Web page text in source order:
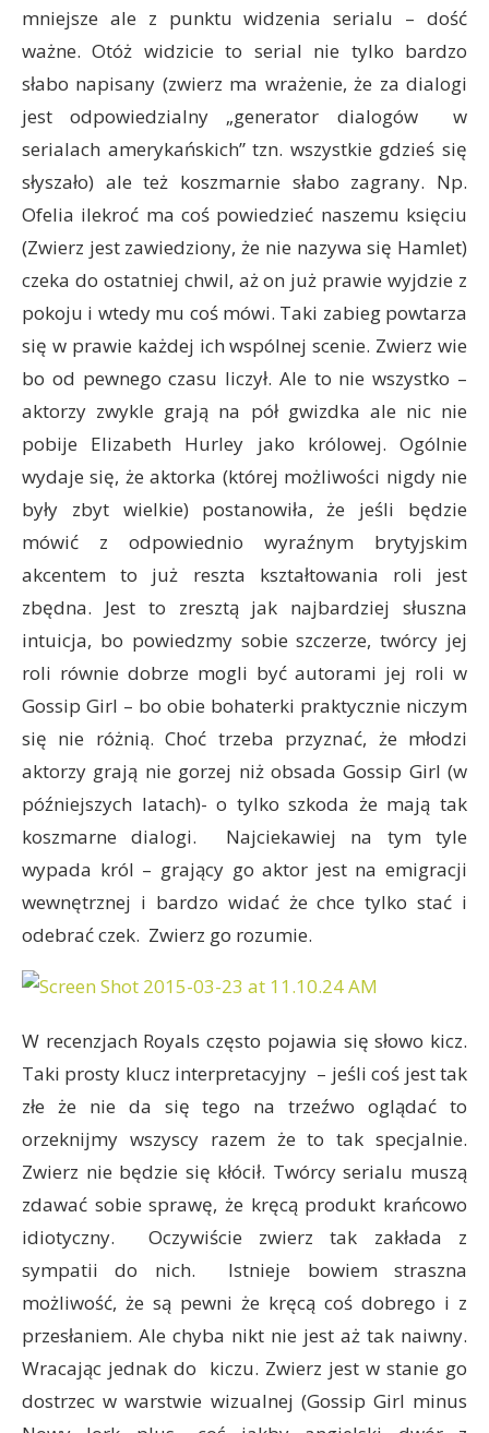
mniejsze ale z punktu widzenia serialu – dość
ważne. Otóż widzicie to serial nie tylko bardzo
słabo napisany (zwierz ma wrażenie, że za dialogi
jest odpowiedzialny „generator dialogów w
serialach amerykańskich” tzn. wszystkie gdzieś się
słyszało) ale też koszmarnie słabo zagrany. Np.
Ofelia ilekroć ma coś powiedzieć naszemu księciu
(Zwierz jest zawiedziony, że nie nazywa się Hamlet)
czeka do ostatniej chwil, aż on już prawie wyjdzie z
pokoju i wtedy mu coś mówi. Taki zabieg powtarza
się w prawie każdej ich wspólnej scenie. Zwierz wie
bo od pewnego czasu liczył. Ale to nie wszystko –
aktorzy zwykle grają na pół gwizdka ale nic nie
pobije Elizabeth Hurley jako królowej. Ogólnie
wydaje się, że aktorka (której możliwości nigdy nie
były zbyt wielkie) postanowiła, że jeśli będzie
mówić z odpowiednio wyraźnym brytyjskim
akcentem to już reszta kształtowania roli jest
zbędna. Jest to zresztą jak najbardziej słuszna
intuicja, bo powiedzmy sobie szczerze, twórcy jej
roli równie dobrze mogli być autorami jej roli w
Gossip Girl – bo obie bohaterki praktycznie niczym
się nie różnią. Choć trzeba przyznać, że młodzi
aktorzy grają nie gorzej niż obsada Gossip Girl (w
późniejszych latach)- o tylko szkoda że mają tak
koszmarne dialogi. Najciekawiej na tym tyle
wypada król – grający go aktor jest na emigracji
wewnętrznej i bardzo widać że chce tylko stać i
odebrać czek. Zwierz go rozumie.
W recenzjach Royals często pojawia się słowo kicz.
Taki prosty klucz interpretacyjny – jeśli coś jest tak
złe że nie da się tego na trzeźwo oglądać to
orzeknijmy wszyscy razem że to tak specjalnie.
Zwierz nie będzie się kłócił. Twórcy serialu muszą
zdawać sobie sprawę, że kręcą produkt krańcowo
idiotyczny. Oczywiście zwierz tak zakłada z
sympatii do nich. Istnieje bowiem straszna
możliwość, że są pewni że kręcą coś dobrego i z
przesłaniem. Ale chyba nikt nie jest aż tak naiwny.
Wracając jednak do kiczu. Zwierz jest w stanie go
dostrzec w warstwie wizualnej (Gossip Girl minus